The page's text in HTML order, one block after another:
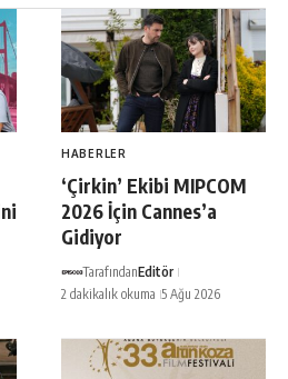
HABERLER
‘Çirkin’ Ekibi MIPCOM
2026 İçin Cannes’a
Gidiyor
TarafındanEditör
2 dakikalık okuma 5 Ağu 2026